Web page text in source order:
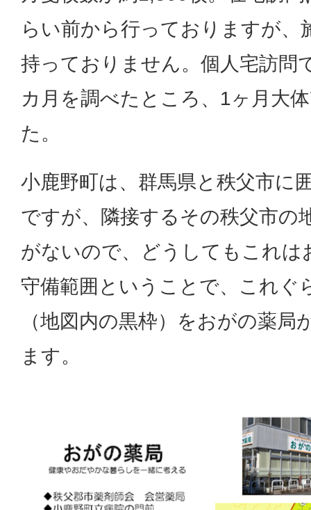
らい前から行っておりますが、
持っておりません。個人宅訪問
カ月を調べたところ、1ヶ月大
た。
小鹿野町は、群馬県と秩父市に
ですが、隣接するその秩父市の
がないので、どうしてもこれは
守備範囲ということで、これぐ
（地図内の黒枠）をおがの薬局
ます。